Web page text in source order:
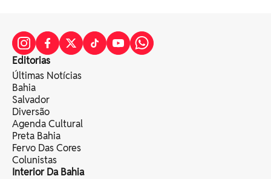
Editorias
Últimas Notícias
Bahia
Salvador
Diversão
Agenda Cultural
Preta Bahia
Fervo Das Cores
Colunistas
Interior Da Bahia